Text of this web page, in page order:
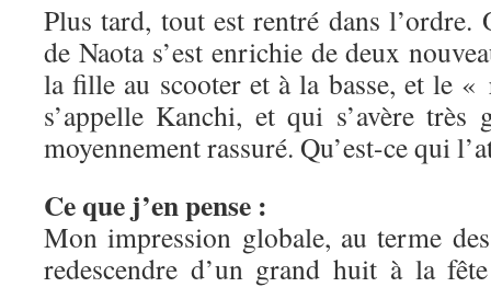
Plus tard, tout est rentré dans
de Naota s’est enrichie de deux
la fille au scooter et à la basse, et le
s’appelle Kanchi, et qui s’avère très
moyennement rassuré. Qu’est-ce qui
Ce que j’en pense :
Mon impression globale, au terme
redescendre d’un grand huit à la